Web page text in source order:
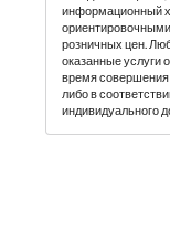
информационный
ориентировочными
розничных цен.
оказанные услуги
время совершения
либо в
индивидуального